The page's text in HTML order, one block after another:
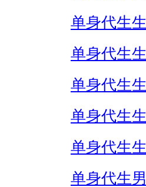
单身代生
单身代生
单身代生
单身代生
单身代生
单身代生